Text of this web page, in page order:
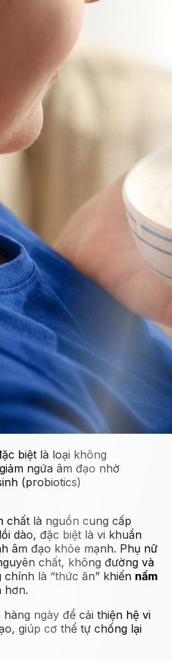
biệt là loại không
ngứa âm đạo nhờ
(probiotics)
chất là nguồn cung cấp
dào, đặc biệt là vi khuẩn
âm đạo khỏe mạnh. Phụ nữ
chất, không đường và
là “thức ăn” khiến nấm
hơn.
ngày để cải thiện hệ vi
giúp cơ thể tự chống lại